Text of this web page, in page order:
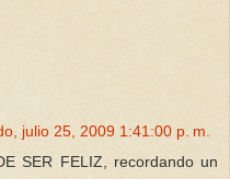
julio 25, 2009 1:41:00 p. m.
SER FELIZ, recordando un